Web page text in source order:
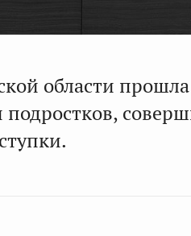
области прошла